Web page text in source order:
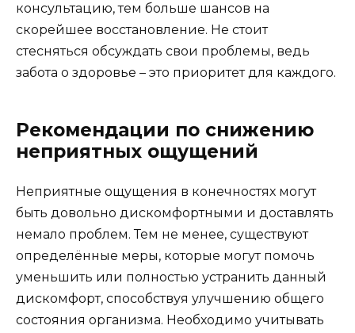
консультацию, тем больше шансов на
скорейшее восстановление. Не стоит
стесняться обсуждать свои проблемы, ведь
забота о здоровье – это приоритет для каждого.
Рекомендации по снижению
неприятных ощущений
Неприятные ощущения в конечностях могут
быть довольно дискомфортными и доставлять
немало проблем. Тем не менее, существуют
определённые меры, которые могут помочь
уменьшить или полностью устранить данный
дискомфорт, способствуя улучшению общего
состояния организма. Необходимо учитывать